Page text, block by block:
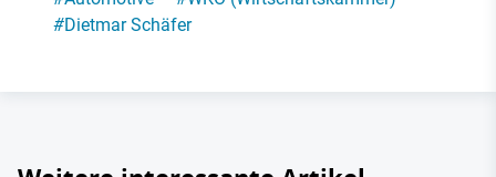
#Dietmar Schäfer